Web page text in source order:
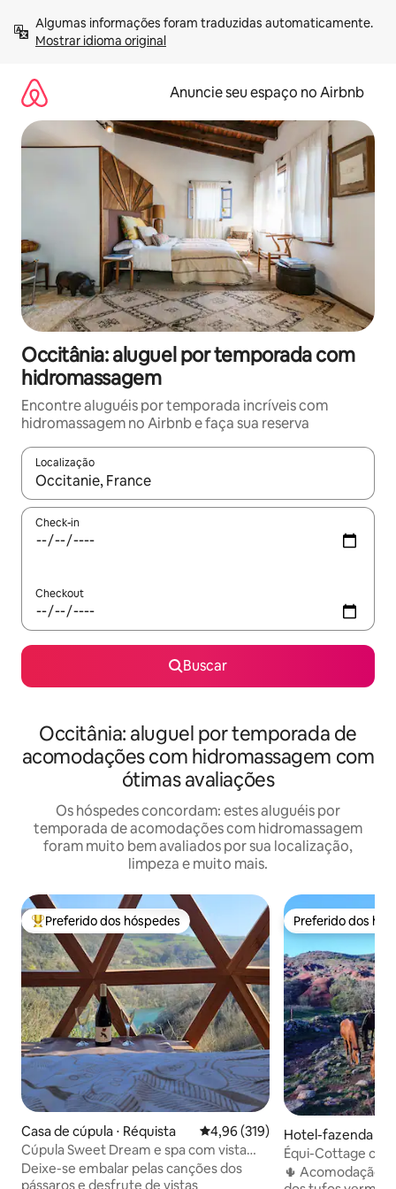
para
Mostrar idioma original
Anuncie seu espaço no Airbnb
Occitânia: aluguel por temporada com
hidromassagem
Encontre aluguéis por temporada incríveis com
hidromassagem no Airbnb e faça sua reserva
Localização
Quando os resultados estiverem disponíveis, explore-os
Check-in
Checkout
Buscar
Occitânia: aluguel por temporada de
acomodações com hidromassagem com
ótimas avaliações
Os hóspedes concordam: estes aluguéis por
temporada de acomodações com hidromassagem
foram muito bem avaliados por sua localização,
limpeza e muito mais.
Entre os melhores preferidos dos hóspedes
Preferido dos hóspedes
Casa de cúpula ⋅ Réquista 4,96 de uma avaliação média de
4,96 (319)
Cúpula Sweet Dream e spa com vista
para o rio
Deixe-se embalar pelas canções dos
pássaros e desfrute de vistas
Preferido dos
Preferido dos
Équi-Cottage
🌵 Acomodação